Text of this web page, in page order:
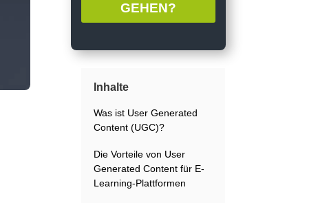
GEHEN?
Inhalte
Was ist User Generated
Content (UGC)?
Die Vorteile von User
Generated Content für E-
Learning-Plattformen